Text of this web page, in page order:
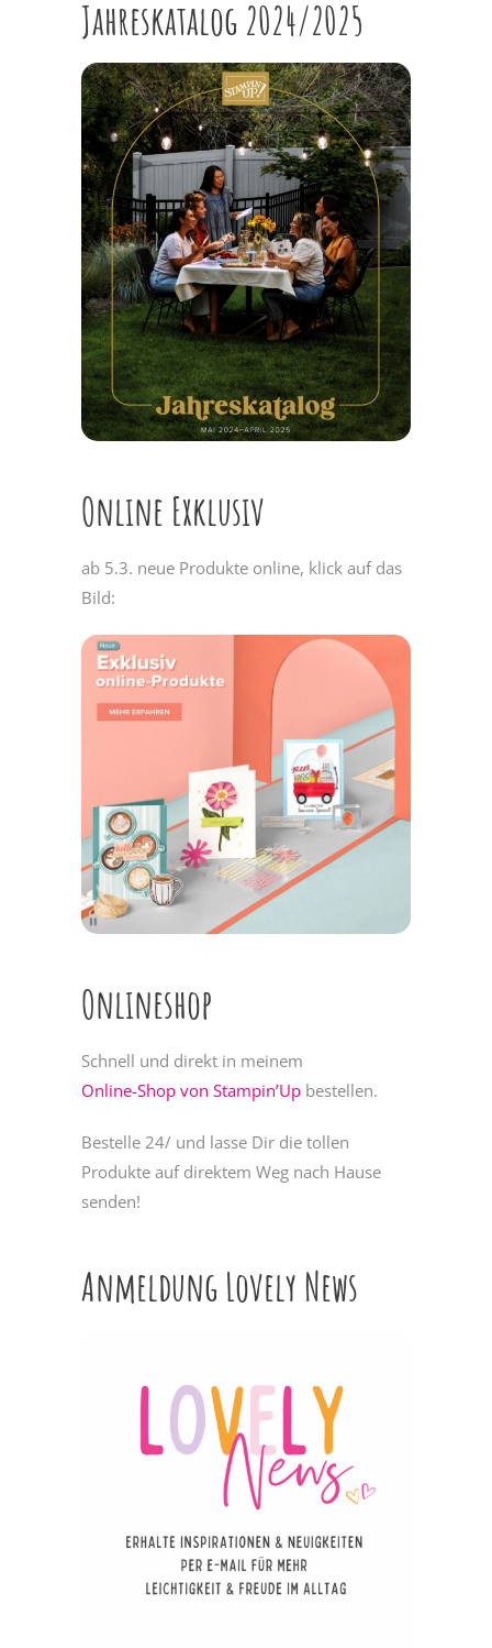
Jahreskatalog 2024/2025
Online Exklusiv
ab 5.3. neue Produkte online, klick auf das
Bild:
Onlineshop
Schnell und direkt in meinem
Online-Shop von Stampin’Up bestellen.
Bestelle 24/ und lasse Dir die tollen
Produkte auf direktem Weg nach Hause
senden!
Anmeldung Lovely News